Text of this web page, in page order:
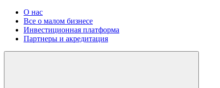
О нас
Все о малом бизнесе
Инвестиционная платформа
Партнеры и акредитация